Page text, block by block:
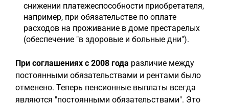
снижении платежеспособности приобретателя,
например, при обязательстве по оплате
расходов на проживание в доме престарелых
(обеспечение "в здоровые и больные дни").
При соглашениях с 2008 года различие между
постоянными обязательствами и рентами было
отменено. Теперь пенсионные выплаты всегда
являются "постоянными обязательствами". Это